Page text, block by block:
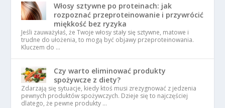
Włosy sztywne po proteinach: jak
rozpoznać przeproteinowanie i przywrócić
miękkość bez ryzyka
Jeśli zauważyłaś, że Twoje włosy stały się sztywne, matowe i
trudne do ułożenia, to mogą być objawy przeproteinowania.
Kluczem do …
Czy warto eliminować produkty
spożywcze z diety?
Zdarzają się sytuacje, kiedy ktoś musi zrezygnować z jedzenia
pewnych produktów spożywczych. Dzieje się to najczęściej
dlatego, że pewne produkty …